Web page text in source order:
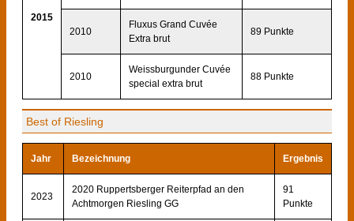
2015
2010
Fluxus Grand Cuvée
Extra brut
89 Punkte
2010
Weissburgunder Cuvée
special extra brut
88 Punkte
Best of Riesling
Jahr Bezeichnung Ergebnis
2023
2020 Ruppertsberger Reiterpfad an den
Achtmorgen Riesling GG
91
Punkte